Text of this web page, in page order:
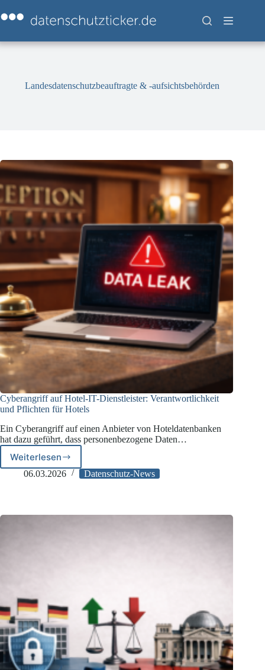
Inhalt
springen
Landesdatenschutzbeauftragte & -aufsichtsbehörden
Cyberangriff auf Hotel-IT-Dienstleister: Verantwortlichkeit
und Pflichten für Hotels
Ein Cyberangriff auf einen Anbieter von Hoteldatenbanken
hat dazu geführt, dass personenbezogene Daten…
WeiterlesenCyberangriff
auf
Verantwortlichkeit
06.03.2026 Datenschutz-News